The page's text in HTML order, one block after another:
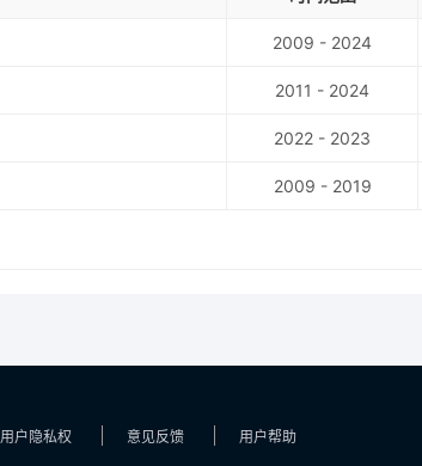
2009 - 2024
2011 - 2024
2022 - 2023
2009 - 2019
用户隐私权 意见反馈 用户帮助